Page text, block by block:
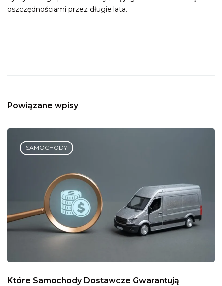
oszczędnościami przez długie lata.
Powiązane wpisy
SAMOCHODY
Które Samochody Dostawcze Gwarantują